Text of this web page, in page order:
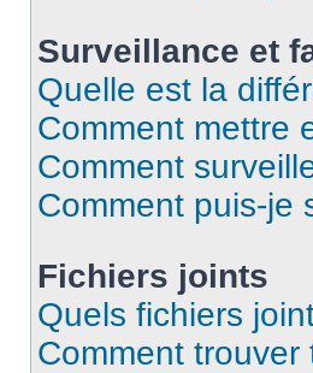
Surveillance et
Quelle est la
Comment mettre
Comment
Comment puis-je
Fichiers joints
Quels fichiers
Comment